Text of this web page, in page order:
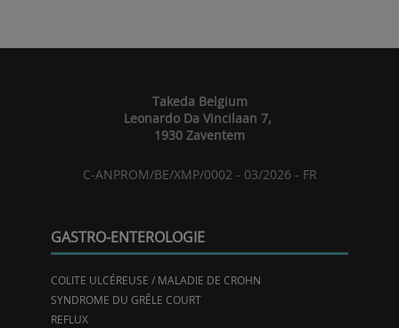
Takeda Belgium
Leonardo Da Vincilaan 7,
1930 Zaventem
C-ANPROM/BE/XMP/0002 - 03/2026 - FR
GASTRO-ENTEROLOGIE
COLITE ULCÉREUSE / MALADIE DE CROHN
SYNDROME DU GRÊLE COURT
REFLUX